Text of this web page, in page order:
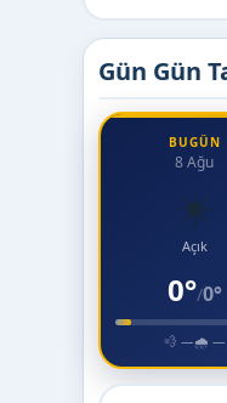
Gün Gün
BUGÜN
8 Ağu
☀️
Açık
0°/0°
💨 —🌧 —